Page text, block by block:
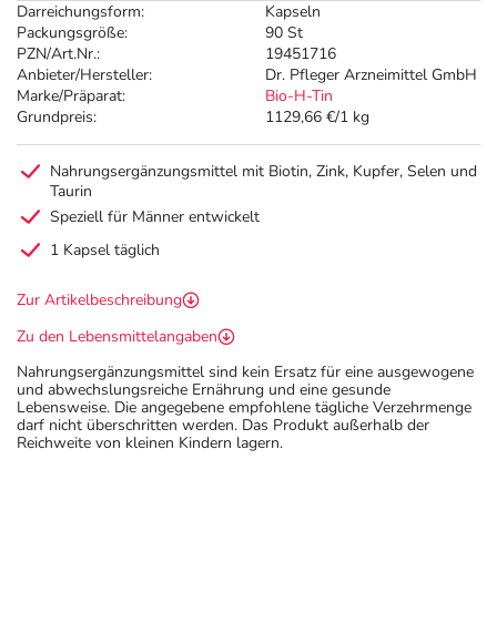
Darreichungsform:
Kapseln
Packungsgröße:
90 St
PZN/Art.Nr.:
19451716
Anbieter/Hersteller:
Dr. Pfleger Arzneimittel GmbH
Marke/Präparat:
Bio-H-Tin
Grundpreis:
1129,66 €/1 kg
Nahrungsergänzungsmittel mit Biotin, Zink, Kupfer, Selen und
Taurin
Speziell für Männer entwickelt
1 Kapsel täglich
Zur Artikelbeschreibung
Zu den Lebensmittelangaben
Nahrungsergänzungsmittel sind kein Ersatz für eine ausgewogene
und abwechslungsreiche Ernährung und eine gesunde
Lebensweise. Die angegebene empfohlene tägliche Verzehrmenge
darf nicht überschritten werden. Das Produkt außerhalb der
Reichweite von kleinen Kindern lagern.